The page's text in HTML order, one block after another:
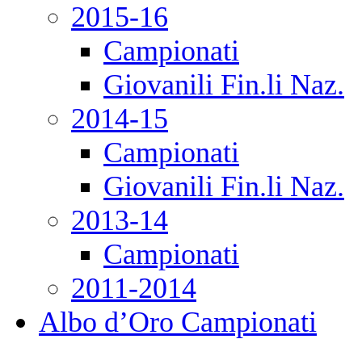
2015-16
Campionati
Giovanili Fin.li Naz.
2014-15
Campionati
Giovanili Fin.li Naz.
2013-14
Campionati
2011-2014
Albo d’Oro Campionati